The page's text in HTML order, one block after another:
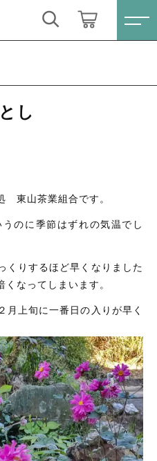
し
東山茶業組合です。
のに季節はずれの気温でし
くりするほど早くなりました
なってしまいます。
月上旬に一番日の入りが早く
箱・その他
ット
ド検索